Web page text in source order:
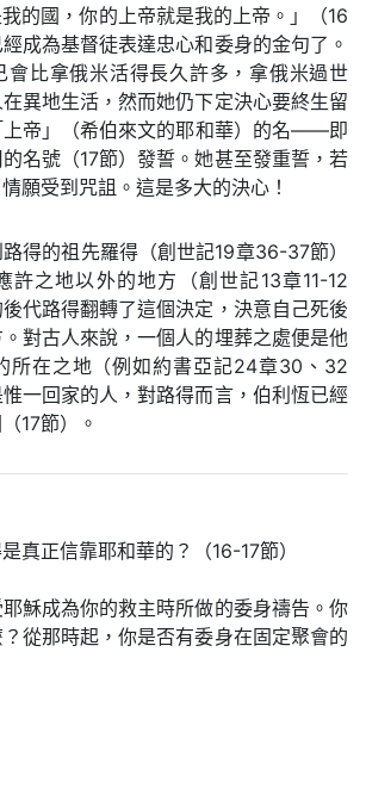
的國，你的上帝就是我的上帝。」（16
成為基督徒表達忠心和委身的金句了。
會比拿俄米活得長久許多，拿俄米過世
異地生活，然而她仍下定決心要終生留
上帝」（希伯來文的耶和華）的名——即
名號（17節）發誓。她甚至發重誓，若
願受到咒詛。這是多大的決心！
得的祖先羅得（創世記19章36-37節）
許之地以外的地方（創世記13章11-12
代路得翻轉了這個決定，決意自己死後
對古人來說，一個人的埋葬之處便是他
所在之地（例如約書亞記24章30、32
一回家的人，對路得而言，伯利恆已經
17節）。
真正信靠耶和華的？（16-17節）
穌成為你的救主時所做的委身禱告。你
從那時起，你是否有委身在固定聚會的